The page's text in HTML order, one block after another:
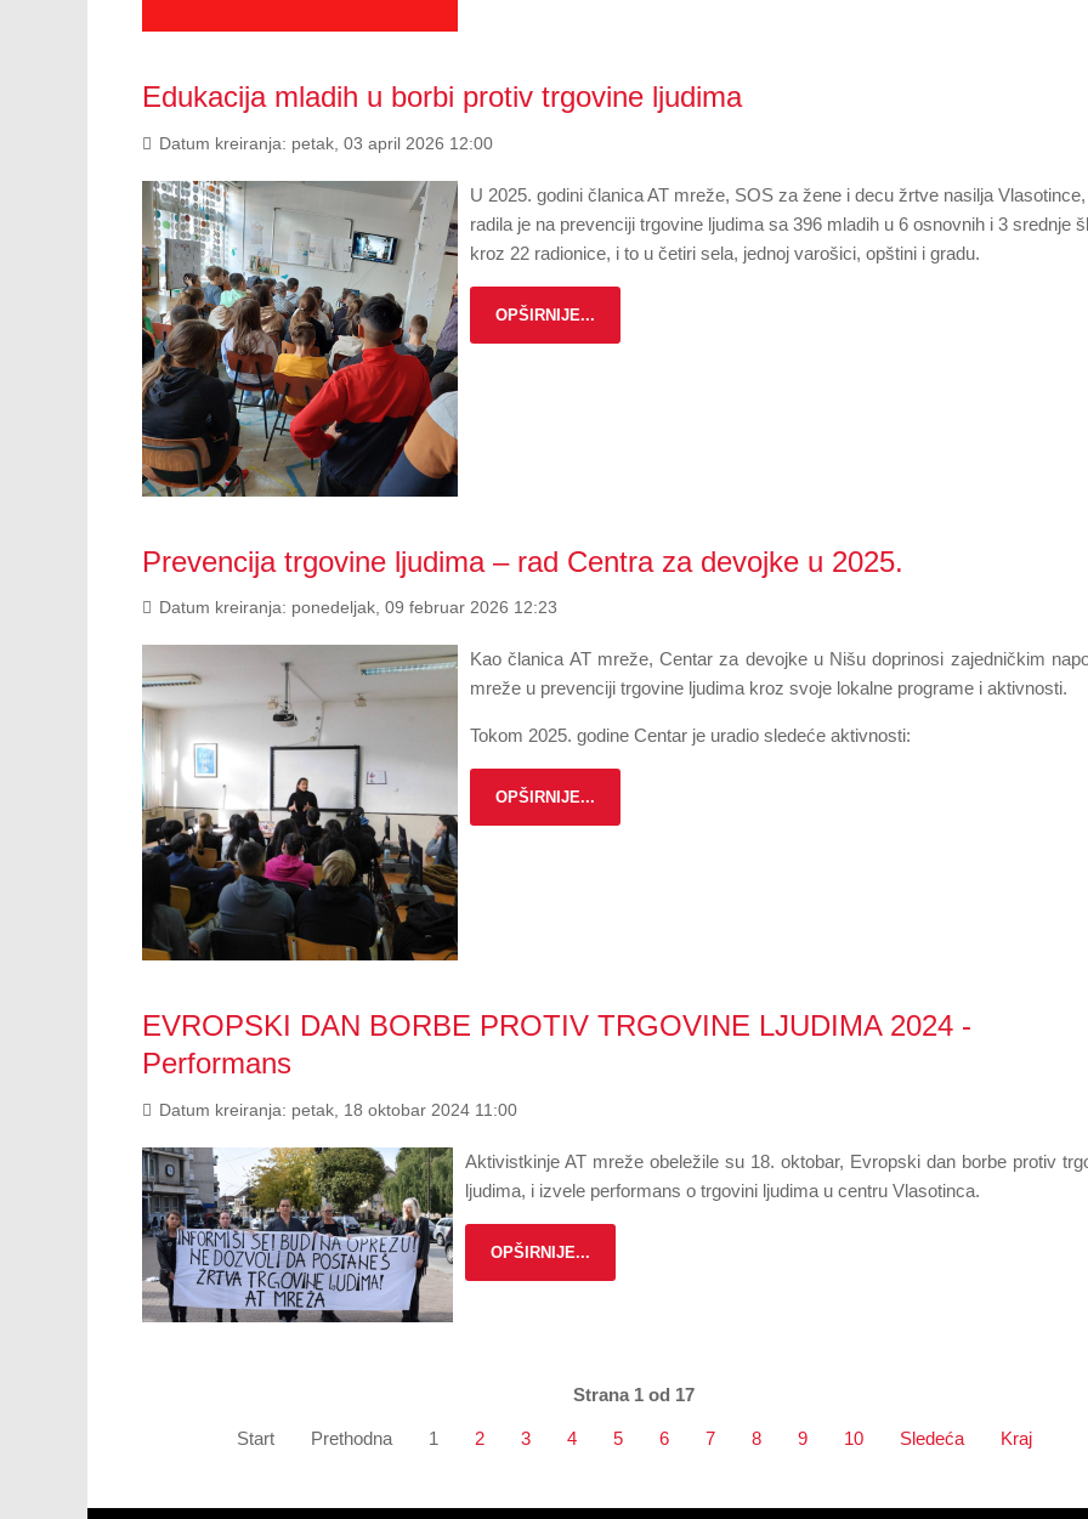
Edukacija mladih u borbi protiv trgovine ljudima
Datum kreiranja: petak, 03 april 2026 12:00
U 2025. godini članica AT mreže, SOS za žene i decu žrtve nasilja Vlasotince,
radila je na prevenciji trgovine ljudima sa 396 mladih u 6 osnovnih i 3 srednje
kroz 22 radionice, i to u četiri sela, jednoj varošici, opštini i gradu.
OPŠIRNIJE...
Prevencija trgovine ljudima – rad Centra za devojke u 2025.
Datum kreiranja: ponedeljak, 09 februar 2026 12:23
Kao članica AT mreže, Centar za devojke u Nišu doprinosi zajedničkim
mreže u prevenciji trgovine ljudima kroz svoje lokalne programe i aktivnosti.
Tokom 2025. godine Centar je uradio sledeće aktivnosti:
OPŠIRNIJE...
EVROPSKI DAN BORBE PROTIV TRGOVINE LJUDIMA 2024 -
Performans
Datum kreiranja: petak, 18 oktobar 2024 11:00
Aktivistkinje AT mreže obeležile su 18. oktobar, Evropski dan borbe protiv
ljudima, i izvele performans o trgovini ljudima u centru Vlasotinca.
OPŠIRNIJE...
Strana 1 od 17
Start Prethodna 1 2 3 4 5 6 7 8 9 10 Sledeća Kraj